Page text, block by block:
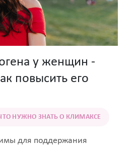
у женщин -
повысить его
НУЖНО ЗНАТЬ О КЛИМАКСЕ
для поддержания